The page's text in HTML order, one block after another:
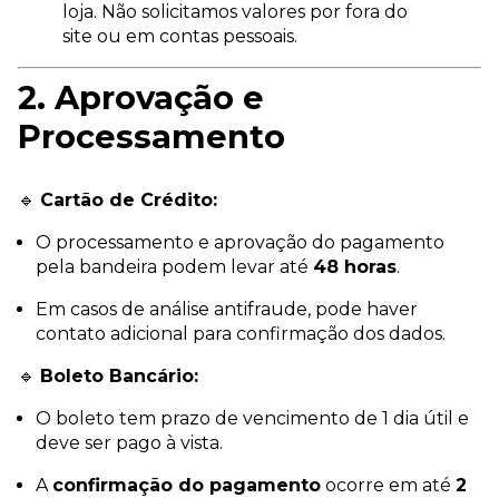
loja. Não solicitamos valores por fora do
site ou em contas pessoais.
2. Aprovação e
Processamento
🔹 Cartão de Crédito:
O processamento e aprovação do pagamento
pela bandeira podem levar até 48 horas.
Em casos de análise antifraude, pode haver
contato adicional para confirmação dos dados.
🔹 Boleto Bancário:
O boleto tem prazo de vencimento de 1 dia útil e
deve ser pago à vista.
A confirmação do pagamento ocorre em até 2